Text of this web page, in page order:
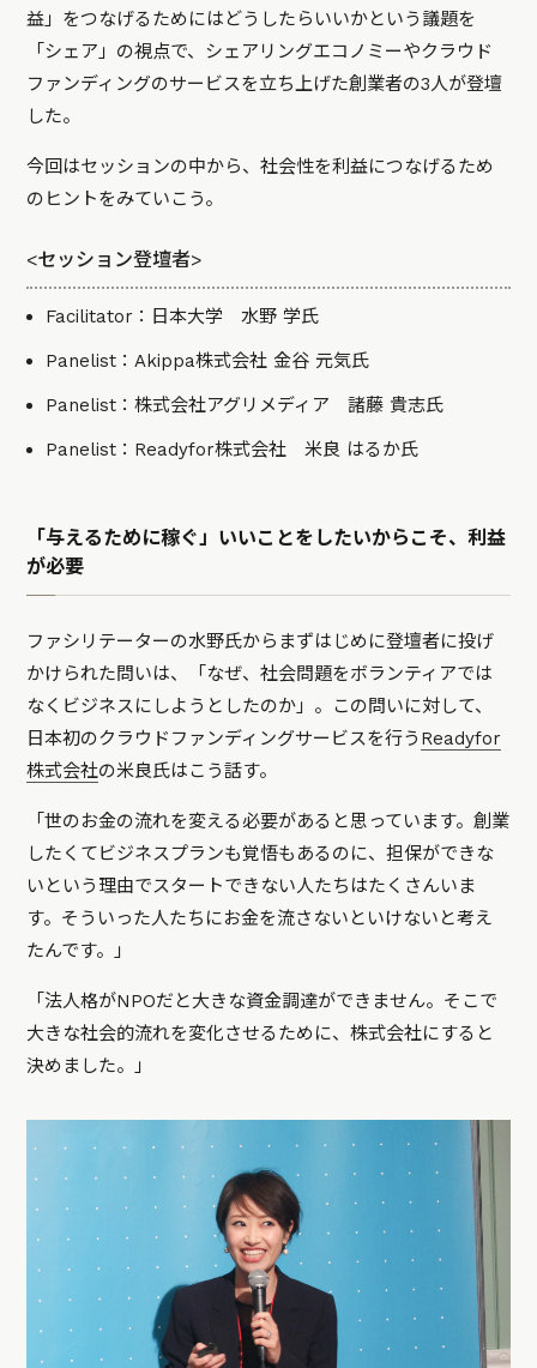
益」をつなげるためにはどうしたらいいかという議題を
「シェア」の視点で、シェアリングエコノミーやクラウド
ファンディングのサービスを立ち上げた創業者の3人が登壇
した。
今回はセッションの中から、社会性を利益につなげるため
のヒントをみていこう。
<セッション登壇者>
Facilitator：日本大学 水野 学氏
Panelist：Akippa株式会社 金谷 元気氏
Panelist：株式会社アグリメディア 諸藤 貴志氏
Panelist：Readyfor株式会社 米良 はるか氏
「与えるために稼ぐ」いいことをしたいからこそ、利益
が必要
ファシリテーターの水野氏からまずはじめに登壇者に投げ
かけられた問いは、「なぜ、社会問題をボランティアでは
なくビジネスにしようとしたのか」。この問いに対して、
日本初のクラウドファンディングサービスを行う Readyfor
株式会社の米良氏はこう話す。
「世のお金の流れを変える必要があると思っています。創業
したくてビジネスプランも覚悟もあるのに、担保ができな
いという理由でスタートできない人たちはたくさんいま
す。そういった人たちにお金を流さないといけないと考え
たんです。」
「法人格がNPOだと大きな資金調達ができません。そこで
大きな社会的流れを変化させるために、株式会社にすると
決めました。」